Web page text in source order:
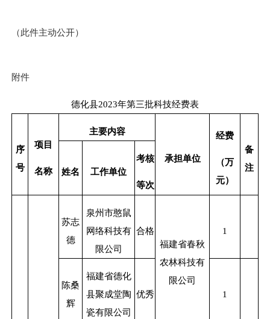
（此件主动公开）
附件
德化县2023年第三批科技经费表
序
号
项目
名称
主要内容
承担单位
经费
（万
元）
备
注
姓名 工作单位
考核
等次
苏志
德
泉州市憨鼠
网络科技有
限公司
合格
福建省春秋
农林科技有
限公司
1
陈桑
辉
福建省德化
县聚成堂陶
瓷有限公司
优秀 1